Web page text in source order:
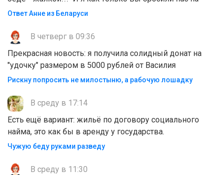
Ответ Анне из Беларуси
В четверг в 09:36
Прекрасная новость: я получила солидный донат на
"удочку" размером в 5000 рублей от Василия
Рискну попросить не милостыню, а рабочую лошадку
В среду в 17:14
Есть ещё вариант: жильё по договору социального
найма, это как бы в аренду у государства.
Чужую беду руками разведу
В среду в 11:30